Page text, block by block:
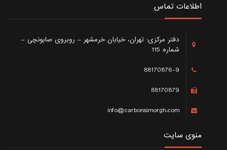
اطلاعات تماس
دفتر مرکزی: تهران، خیابان خرمشهر – روبروی صابونچی –
شماره 115
88170876-9
88170879
info@carbonsimorgh.com
منوی سایت